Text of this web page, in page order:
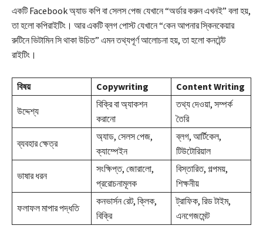
একটি Facebook অ্যাড কপি বা সেলস পেজ যেখানে “অর্ডার করুন এখনই” বলা হয়,
তা হলো কপিরাইটিং। আর একটি ব্লগ পোস্ট যেখানে “কেন আপনার স্কিনকেয়ার
রুটিনে ভিটামিন সি থাকা উচিত” এমন তথ্যপূর্ণ আলোচনা হয়, তা হলো কনটেন্ট
রাইটিং।
বিষয় Copywriting Content Writing
উদ্দেশ্য
বিক্রি বা অ্যাকশন
করানো
তথ্য দেওয়া, সম্পর্ক
তৈরি
ব্যবহার ক্ষেত্র
অ্যাড, সেলস পেজ,
ক্যাম্পেইন
ব্লগ, আর্টিকেল,
টিউটোরিয়াল
ভাষার ধরন
সংক্ষিপ্ত, জোরালো,
প্ররোচনামূলক
বিস্তারিত, গল্পময়,
শিক্ষনীয়
ফলাফল মাপার পদ্ধতি
কনভার্সন রেট, ক্লিক,
বিক্রি
ট্রাফিক, রিড টাইম,
এনগেজমেন্ট